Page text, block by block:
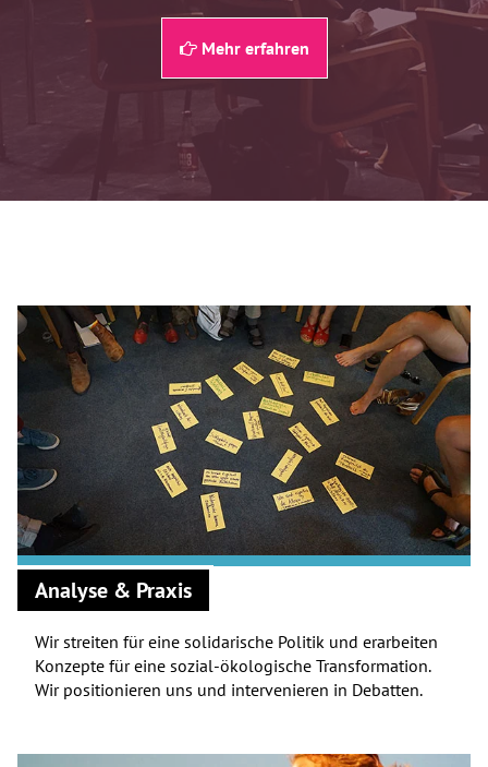
Mehr erfahren
Analyse & Praxis
Wir streiten für eine solidarische Politik und erarbeiten
Konzepte für eine sozial-ökologische Transformation.
Wir positionieren uns und intervenieren in Debatten.